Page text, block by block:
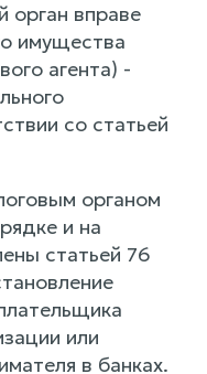
орган вправе
имущества
агента) -
со статьей
органом
и на
статьей 76
или
в банках.